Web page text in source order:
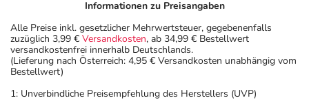
Informationen zu Preisangaben
Alle Preise inkl. gesetzlicher Mehrwertsteuer, gegebenenfalls
zuzüglich 3,99 € Versandkosten, ab 34,99 € Bestellwert
versandkostenfrei innerhalb Deutschlands.
(Lieferung nach Österreich: 4,95 € Versandkosten unabhängig vom
Bestellwert)
1: Unverbindliche Preisempfehlung des Herstellers (UVP)